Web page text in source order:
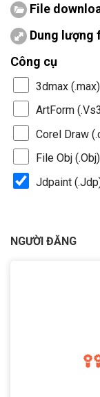
File
Dung lượng
Công cụ
3dmax (.max)
ArtForm
Corel Draw
File Obj (.Obj)
Jdpaint
NGƯỜI ĐĂNG